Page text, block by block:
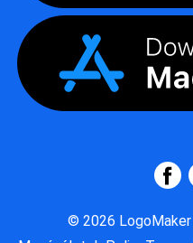
© 2026 LogoMaker